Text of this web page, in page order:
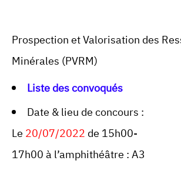
Prospection et Valorisation des
Minérales (PVRM)
Liste des convoqués
Date & lieu de concours :
Le 20/07/2022 de 15h00-
17h00 à l’amphithéâtre : A3